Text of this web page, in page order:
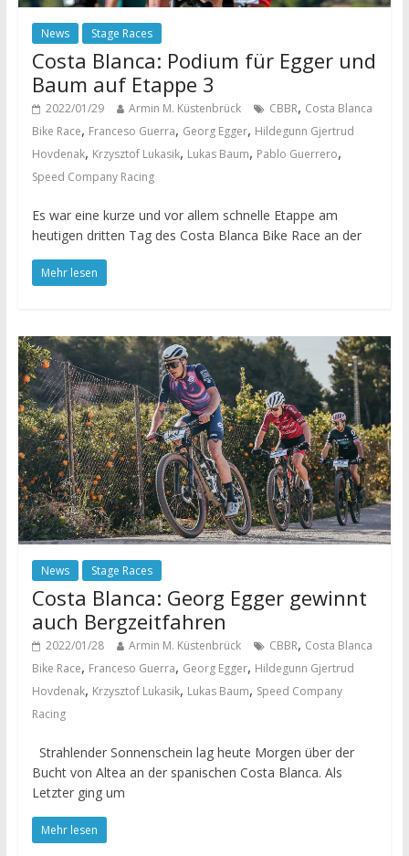
News Stage Races
Costa Blanca: Podium für Egger und
Baum auf Etappe 3
2022/01/29 Armin M. Küstenbrück CBBR, Costa Blanca
Bike Race, Franceso Guerra, Georg Egger, Hildegunn Gjertrud
Hovdenak, Krzysztof Lukasik, Lukas Baum, Pablo Guerrero,
Speed Company Racing
Es war eine kurze und vor allem schnelle Etappe am
heutigen dritten Tag des Costa Blanca Bike Race an der
Mehr lesen
News Stage Races
Costa Blanca: Georg Egger gewinnt
auch Bergzeitfahren
2022/01/28 Armin M. Küstenbrück CBBR, Costa Blanca
Bike Race, Franceso Guerra, Georg Egger, Hildegunn Gjertrud
Hovdenak, Krzysztof Lukasik, Lukas Baum, Speed Company
Racing
Strahlender Sonnenschein lag heute Morgen über der
Bucht von Altea an der spanischen Costa Blanca. Als
Letzter ging um
Mehr lesen